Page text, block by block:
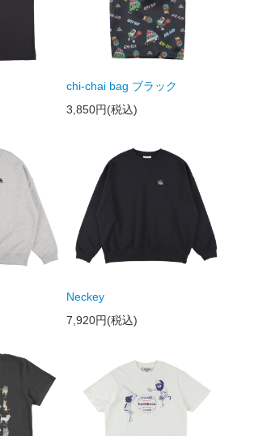
chi-chai bag ブラック
3,850円(税込)
Neckey
7,920円(税込)